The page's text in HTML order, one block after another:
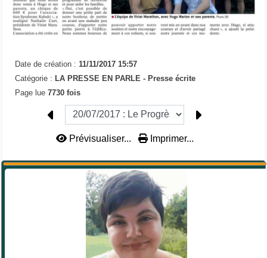
Date de création : 11/11/2017 15:57
Catégorie : LA PRESSE EN PARLE - Presse écrite
Page lue 7730 fois
Prévisualiser... Imprimer...